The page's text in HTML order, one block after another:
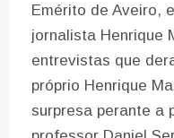
Emérito de Aveiro,
jornalista Henrique
entrevistas que
próprio Henrique
surpresa perante a